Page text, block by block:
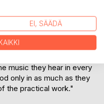
the goal is not impart
of all, training: "The only
and learning is not
but first of all
music they hear in every
only in as much as they
the practical work."
EI, SÄÄDÄ